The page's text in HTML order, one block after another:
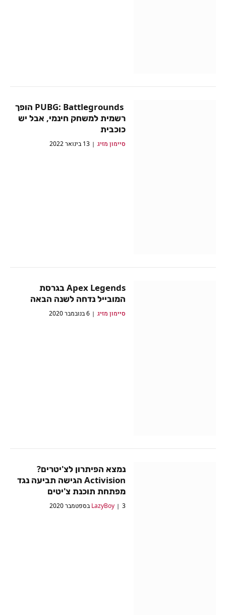
PUBG: Battlegrounds הופך
רשמית למשחק חינמי, אבל יש
כוכבית
סיימון מזיג 13 בינואר 2022
Apex Legends בגרסת
המובייל נדחה לשנה הבאה
סיימון מזיג 6 בנובמבר 2020
נמצא הפיתרון לצ'יטרים?
Activision הגישה תביעה נגד
מפתחת תוכנת צ'יטים
LazyBoy 3 בספטמבר 2020